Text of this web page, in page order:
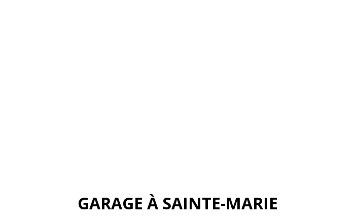
GARAGE À SAINTE-MARIE